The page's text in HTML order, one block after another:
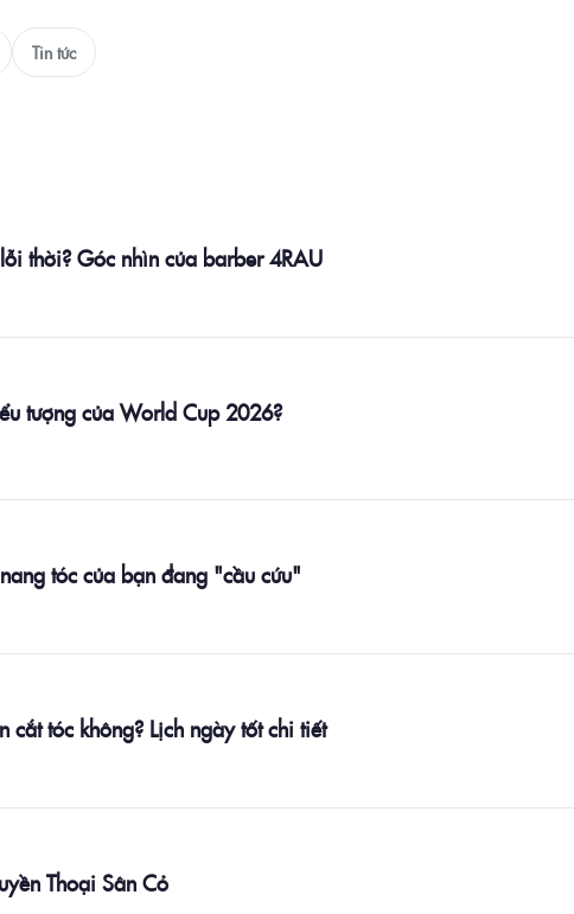
Tin tức
thời? Góc nhìn của barber 4RAU
tượng của World Cup 2026?
tóc của bạn đang "cầu cứu"
tóc không? Lịch ngày tốt chi tiết
Thoại Sân Cỏ